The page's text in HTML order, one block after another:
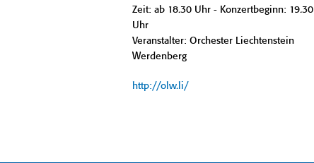
Zeit: ab 18.30 Uhr - Konzertbeginn: 19.30
Uhr
Veranstalter: Orchester Liechtenstein
Werdenberg
http://olw.li/